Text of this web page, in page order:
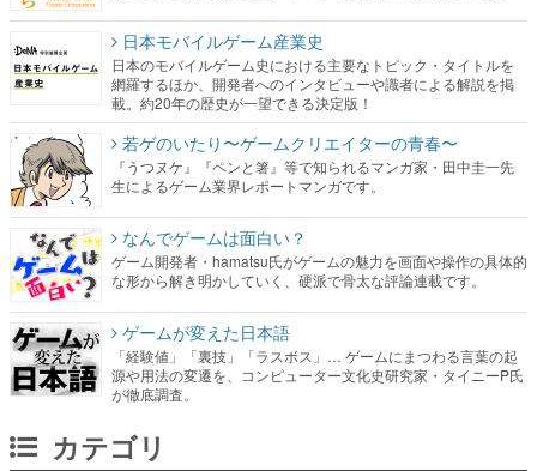
日本モバイルゲーム産業史
日本のモバイルゲーム史における主要なトピック・タイトルを
網羅するほか、開発者へのインタビューや識者による解説を掲
載。約20年の歴史が一望できる決定版！
若ゲのいたり〜ゲームクリエイターの青春〜
『うつヌケ』『ペンと箸』等で知られるマンガ家・田中圭一先
生によるゲーム業界レポートマンガです。
なんでゲームは面白い？
ゲーム開発者・hamatsu氏がゲームの魅力を画面や操作の具体的
な形から解き明かしていく、硬派で骨太な評論連載です。
ゲームが変えた日本語
「経験値」「裏技」「ラスボス」… ゲームにまつわる言葉の起
源や用法の変遷を、コンピューター文化史研究家・タイニーP氏
が徹底調査。
カテゴリ